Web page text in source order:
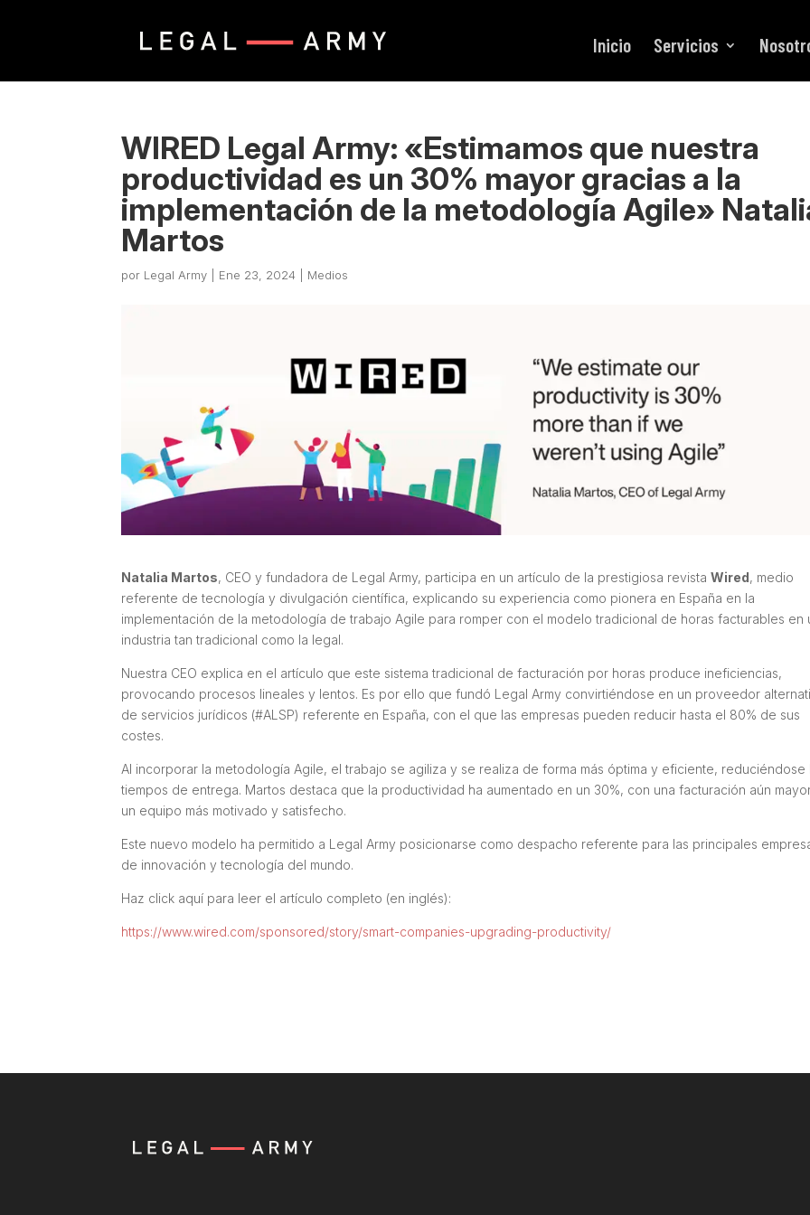
Inicio Servicios
WIRED Legal Army: «Estimamos que nuestra
productividad es un 30% mayor gracias a la
implementación de la metodología Agile»
Martos
por Legal Army Ene 23, 2024 Medios
Natalia Martos, CEO y fundadora de Legal Army, participa en un artículo de la prestigiosa revistaWired, medio
referente de tecnología y divulgación científica, explicando su experiencia como pionera en España en la
implementación de la metodología de trabajo Agile para romper con el modelo tradicional de horas facturables en
industria tan tradicional como la legal.
Nuestra CEO explica en el artículo que este sistema tradicional de facturación por horas produce ineficiencias,
provocando procesos lineales y lentos. Es por ello que fundó Legal Army convirtiéndose en un proveedor
de servicios jurídicos (#ALSP) referente en España, con el que las empresas pueden reducir hasta el 80% de sus
costes.
Al incorporar la metodología Agile, el trabajo se agiliza y se realiza de forma más óptima y eficiente, reduciéndose
tiempos de entrega. Martos destaca que la productividad ha aumentado en un 30%, con una facturación aún
un equipo más motivado y satisfecho.
Este nuevo modelo ha permitido a Legal Army posicionarse como despacho referente para las principales
de innovación y tecnología del mundo.
Haz click aquí para leer el artículo completo (en inglés):
https://www.wired.com/sponsored/story/smart-companies-upgrading-productivity/